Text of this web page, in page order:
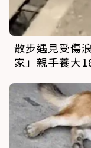
散步遇見受傷
家」親手養大